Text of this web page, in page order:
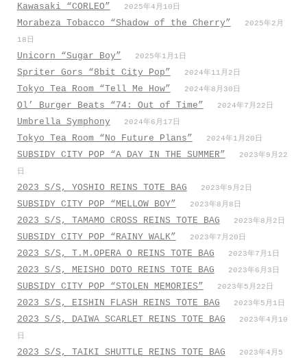
Kawasaki “CORLEO” 2025年4月10日
Morabeza Tobacco “Shadow of the Cherry”
2025年2月
18日
Unicorn “Sugar Boy” 2025年1月1日
Spriter Gors “8bit City Pop” 2024年11月2日
Tokyo Tea Room “Tell Me How” 2024年8月30日
Ol’ Burger Beats “74: Out of Time” 2024年7月22日
Umbrella Symphony 2024年6月17日
Tokyo Tea Room “No Future Plans” 2024年1月20日
SUBSIDY CITY POP “A DAY IN THE SUMMER”
2023年9月22
日
2023 S/S, YOSHIO REINS TOTE BAG 2023年9月2日
SUBSIDY CITY POP “MELLOW BOY” 2023年8月8日
2023 S/S, TAMAMO CROSS REINS TOTE BAG 2023年8月2日
SUBSIDY CITY POP “RAINY WALK” 2023年7月20日
2023 S/S, T.M.OPERA O REINS TOTE BAG 2023年7月1日
2023 S/S, MEISHO DOTO REINS TOTE BAG 2023年6月3日
SUBSIDY CITY POP “STOLEN MEMORIES” 2023年5月22日
2023 S/S, EISHIN FLASH REINS TOTE BAG 2023年5月1日
2023 S/S, DAIWA SCARLET REINS TOTE BAG
2023年4月10
日
2023 S/S, TAIKI SHUTTLE REINS TOTE BAG
2023年4月5